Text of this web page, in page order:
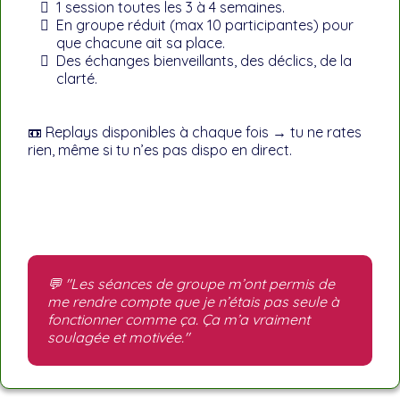
1 session toutes les 3 à 4 semaines.
En groupe réduit (max 10 participantes) pour
que chacune ait sa place.
Des échanges bienveillants, des déclics, de la
clarté.
📼 Replays disponibles à chaque fois → tu ne rates
rien, même si tu n’es pas dispo en direct.
💬 "Les séances de groupe m’ont permis de
me rendre compte que je n’étais pas seule à
fonctionner comme ça. Ça m’a vraiment
soulagée et motivée."